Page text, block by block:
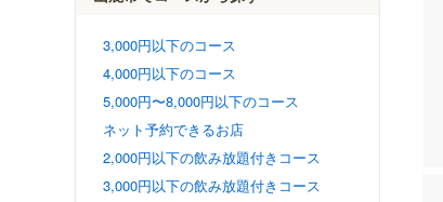
3,000円以下のコース
4,000円以下のコース
5,000円〜8,000円以下のコース
ネット予約できるお店
2,000円以下の飲み放題付きコース
3,000円以下の飲み放題付きコース